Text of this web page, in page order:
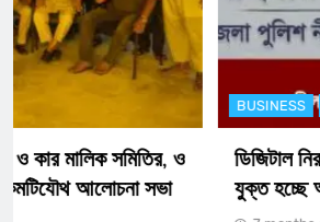
ডিজিটাল নিরাপত্তায় এক ধাপ এগিয়ে
যুক্ত হচ্ছে আধুনিক ‘সাইবার সেল’